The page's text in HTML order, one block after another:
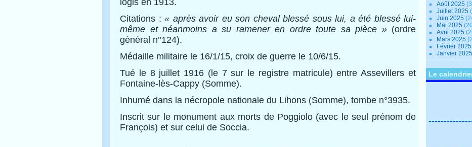
logis en 1913.
Citations : « après avoir eu son cheval blessé sous lui, a été blessé lui-
même et néanmoins a su ramener en ordre toute sa pièce »(ordre
général n°124).
Médaille militaire le 16/1/15, croix de guerre le 10/6/15.
Tué le 8 juillet 1916 (le 7 sur le registre matricule) entre Assevillers et
Fontaine-lès-Cappy (Somme).
Inhumé dans la nécropole nationale du Lihons (Somme), tombe n°3935.
Inscrit sur le monument aux morts de Poggiolo (avec le seul prénom de
François) et sur celui de Soccia.
Août 2025
Juillet 2025
Juin 2025
Mai 2025
Avril 2025
Mars 2025
Février 2025
Janvier 2025
Le